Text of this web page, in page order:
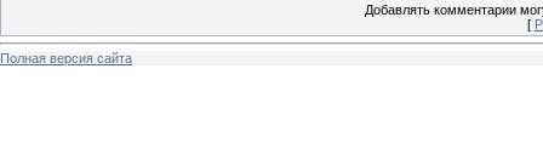
Добавлять комментарии
[
Полная версия сайта